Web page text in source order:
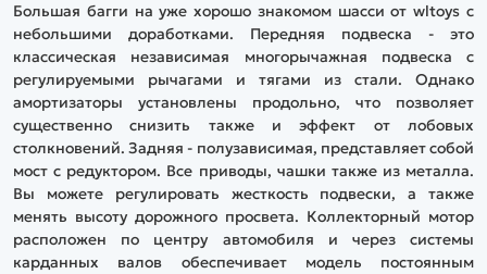
Большая багги на уже хорошо знакомом шасси от wltoys с
небольшими доработками. Передняя подвеска - это
классическая независимая многорычажная подвеска с
регулируемыми рычагами и тягами из стали. Однако
амортизаторы установлены продольно, что позволяет
существенно снизить также и эффект от лобовых
столкновений. Задняя - полузависимая, представляет собой
мост с редуктором. Все приводы, чашки также из металла.
Вы можете регулировать жесткость подвески, а также
менять высоту дорожного просвета. Коллекторный мотор
расположен по центру автомобиля и через системы
карданных валов обеспечивает модель постоянным